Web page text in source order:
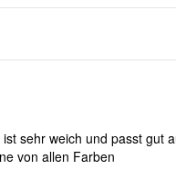
ist sehr weich und passt gut
von allen Farben